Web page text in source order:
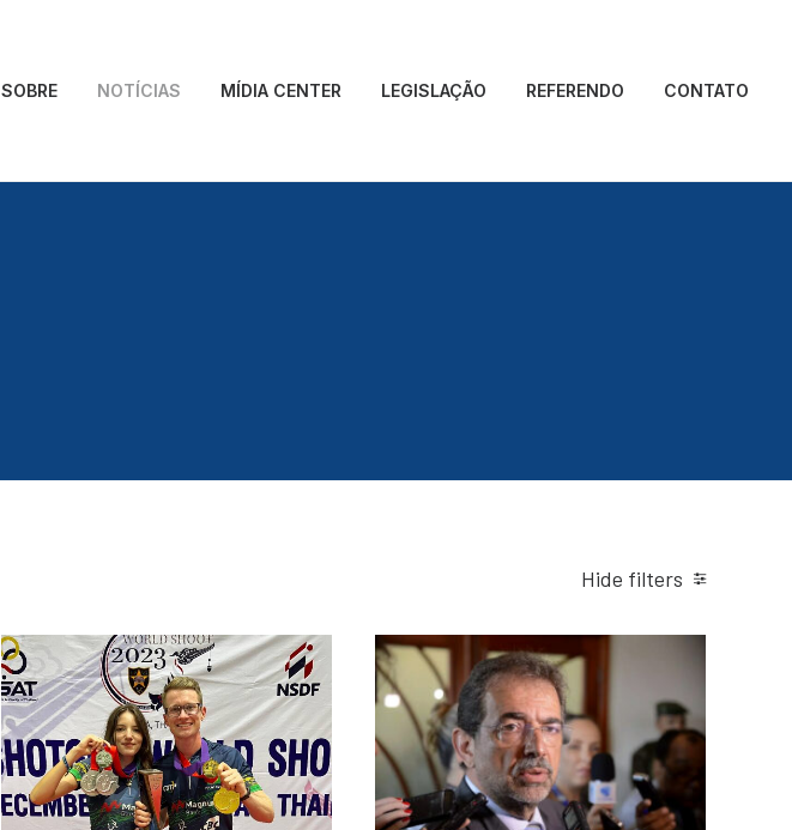
SOBRE NOTÍCIAS MÍDIA CENTER LEGISLAÇÃO REFERENDO CONTATO
Hide filters